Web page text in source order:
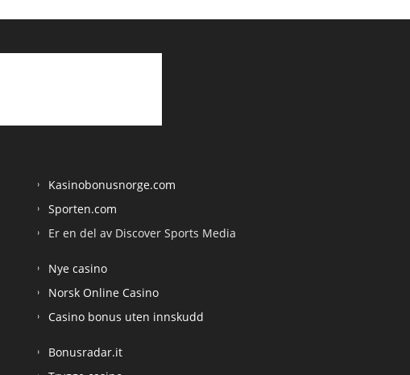
Kasinobonusnorge.com
Sporten.com
Er en del av Discover Sports Media
Nye casino
Norsk Online Casino
Casino bonus uten innskudd
Bonusradar.it